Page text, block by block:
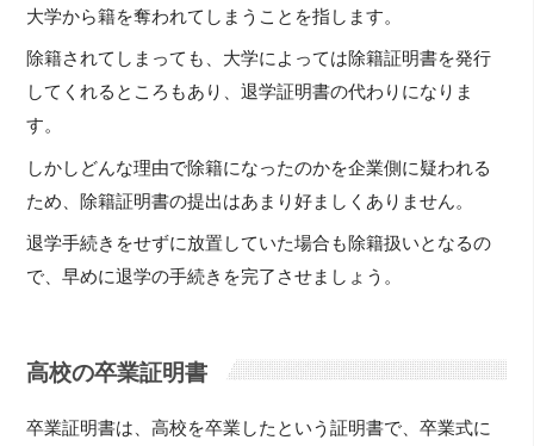
大学から籍を奪われてしまうことを指します。
除籍されてしまっても、大学によっては除籍証明書を発行
してくれるところもあり、退学証明書の代わりになりま
す。
しかしどんな理由で除籍になったのかを企業側に疑われる
ため、除籍証明書の提出はあまり好ましくありません。
退学手続きをせずに放置していた場合も除籍扱いとなるの
で、早めに退学の手続きを完了させましょう。
高校の卒業証明書
卒業証明書は、高校を卒業したという証明書で、卒業式に